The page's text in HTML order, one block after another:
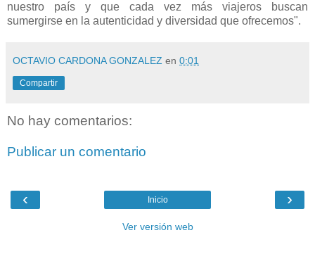
nuestro país y que cada vez más viajeros buscan
sumergirse en la autenticidad y diversidad que ofrecemos".
OCTAVIO CARDONA GONZALEZ en 0:01
Compartir
No hay comentarios:
Publicar un comentario
‹ ›
Inicio
Ver versión web